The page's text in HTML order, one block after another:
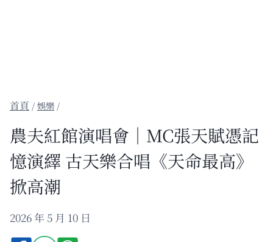
/娛樂 /
農夫紅館演唱會｜MC張天賦憑記
憶演繹 古天樂合唱《天命最高》
掀高潮
2026 年 5 月 10 日